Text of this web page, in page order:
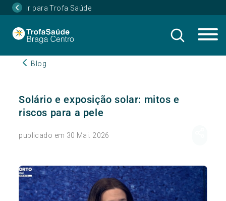
Ir para Trofa Saúde
Blog
Solário e exposição solar: mitos e
riscos para a pele
publicado em 30 Mai. 2026